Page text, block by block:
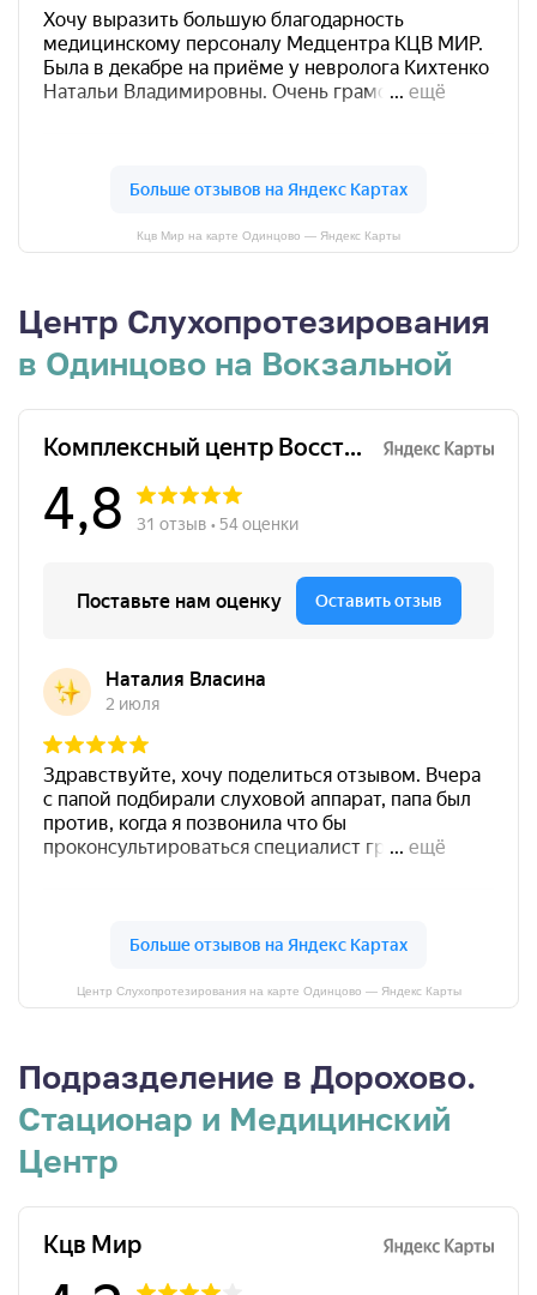
Кцв Мир на карте Одинцово — Яндекс Карты
Центр Слухопротезирова­ния
в Одинцово на Вокзальной
Центр Слухопротезирования на карте Одинцово — Яндекс Карты
Подразделение в Дорохово.
Стационар и Медицинский
Центр